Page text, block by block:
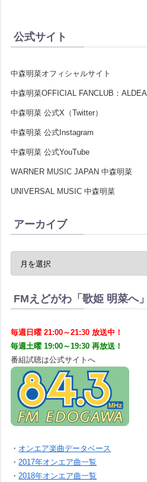
公式サイト
中森明菜オフィシャルサイト
中森明菜OFFICIAL FANCLUB：ALDEA
中森明菜 公式X（Twitter）
中森明菜 公式Instagram
中森明菜 公式YouTube
WARNER MUSIC JAPAN 中森明菜
UNIVERSAL MUSIC 中森明菜
アーカイブ
FMえどがわ「歌姫 明菜へ」
毎週日曜 21:00～21:30 放送中！
毎週土曜 19:00～19:30 再放送！
番組試聴は公式サイトへ
・ オンエア楽曲データベース
・2017年オンエア曲一覧
・2018年オンエア曲一覧